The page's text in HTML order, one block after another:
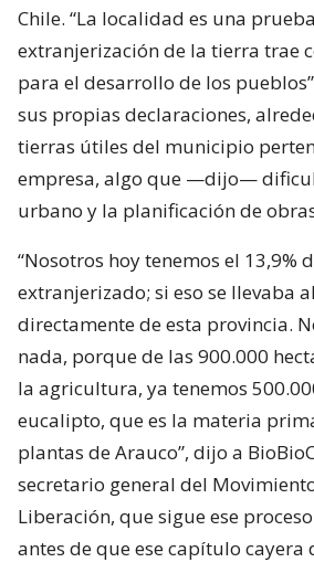
Chile. “La localidad es una
extranjerización de la tierra trae
para el desarrollo de los
sus propias declaraciones,
tierras útiles del municipio
empresa, algo que —dijo—
urbano y la planificación de
“Nosotros hoy tenemos el 13,9%
extranjerizado; si eso se llevaba
directamente de esta provincia.
nada, porque de las 900.000
la agricultura, ya tenemos
eucalipto, que es la materia
plantas de Arauco”, dijo a
secretario general del
Liberación, que sigue ese
antes de que ese capítulo cayera